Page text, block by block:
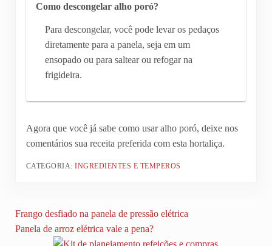
Como descongelar alho poró?
Para descongelar, você pode levar os pedaços
diretamente para a panela, seja em um
ensopado ou para saltear ou refogar na
frigideira.
Agora que você já sabe como usar alho poró, deixe nos
comentários sua receita preferida com esta hortaliça.
CATEGORIA:INGREDIENTES E TEMPEROS
Post Anterior:
Frango desfiado na panela de pressão elétrica
Próximo Post:
Panela de arroz elétrica vale a pena?